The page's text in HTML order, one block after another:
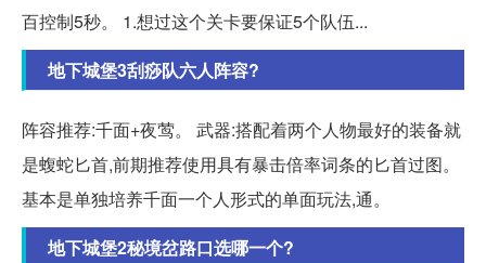
百控制5秒。 1.想过这个关卡要保证5个队伍...
地下城堡3刮痧队六人阵容?
阵容推荐:千面+夜莺。 武器:搭配着两个人物最好的装备就
是蝮蛇匕首,前期推荐使用具有暴击倍率词条的匕首过图。
基本是单独培养千面一个人形式的单面玩法,通。
地下城堡2秘境岔路口选哪一个?